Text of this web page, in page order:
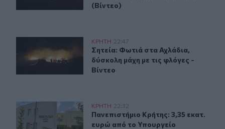
(Βίντεο)
Σητεία: Φωτιά στα Αχλάδια, δύσκολη μάχη με τις
ΚΡΗΤΗ 22:47
Σητεία: Φωτιά στα Αχλάδια,
Σητεία: Φωτιά στα Αχλάδια,
δύσκολη μάχη με τις φλόγες -
Βίντεο
Πανεπιστήμιο Κρήτης: 3,35 εκατ. ευρώ από το
ΚΡΗΤΗ 22:32
Πανεπιστήμιο Κρήτης: 3,35 εκατ.
Πανεπιστήμιο Κρήτης: 3,35 εκατ.
ευρώ από το Υπουργείο